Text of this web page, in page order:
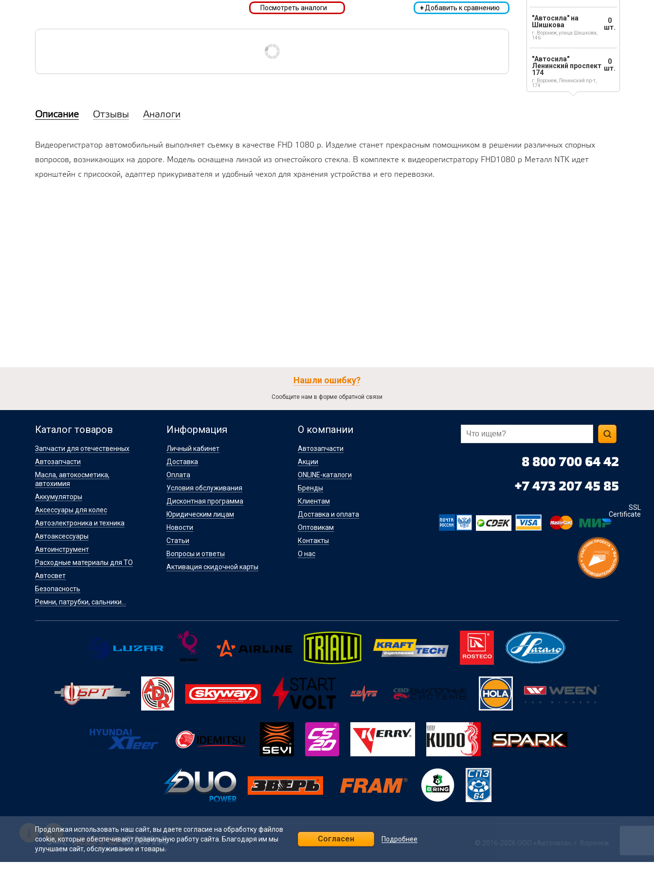
+Добавить к сравнению
Посмотреть аналоги
"Автосила" на
Шишкова
г. Воронеж, улица Шишкова,
146
0
шт.
"Автосила"
Ленинский проспект
174
г. Воронеж, Ленинский пр-т,
174
0
шт.
Описание Отзывы Аналоги
Видеорегистратор автомобильный выполняет съемку в качестве FHD 1080 p. Изделие станет прекрасным помощником в решении различных спорных
вопросов, возникающих на дороге. Модель оснащена линзой из огнестойкого стекла. В комплекте к видеорегистратору FHD1080 p Металл NTK идет
кронштейн с присоской, адаптер прикуривателя и удобный чехол для хранения устройства и его перевозки.
Нашли ошибку?
Сообщите нам в форме обратной связи
Каталог товаров
Запчасти для отечественных
Автозапчасти
Масла, автокосметика,
автохимия
Аккумуляторы
Аксессуары для колес
Автоэлектроника и техника
Автоаксессуары
Автоинструмент
Расходные материалы для ТО
Автосвет
Безопасность
Ремни, патрубки, сальники...
Информация
Личный кабинет
Доставка
Оплата
Условия обслуживания
Дисконтная программа
Юридическим лицам
Новости
Статьи
Вопросы и ответы
Активация скидочной карты
О компании
Автозапчасти
Акции
ONLINE-каталоги
Бренды
Клиентам
Доставка и оплата
Оптовикам
Контакты
О нас
8 800 700 64 42
+7 473 207 45 85
SSL
Certificate
© 2016-2026 ООО «Автосила», г. Воронеж
Продолжая использовать наш сайт, вы даете согласие на обработку файлов
cookie, которые обеспечивают правильную работу сайта. Благодаря им мы
улучшаем сайт, обслуживание и товары.
Согласен Подробнее